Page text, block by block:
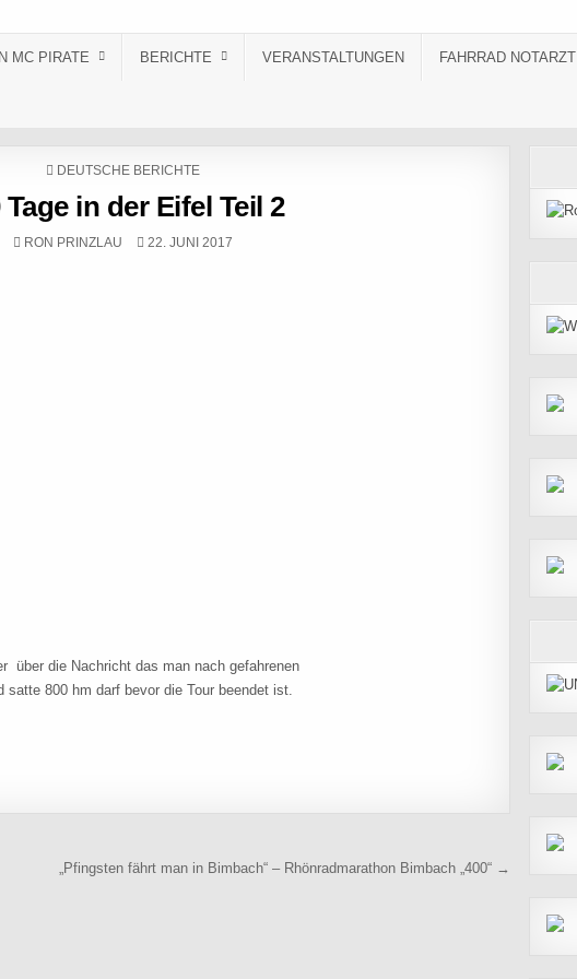
MC PIRATE BERICHTE VERANSTALTUNGEN FAHRRAD NOTARZT
POSTED IN
DEUTSCHE BERICHTE
Tage in der Eifel Teil 2
AUTHOR:
RON PRINZLAU PUBLISHED DATE:
22. JUNI 2017
über die Nachricht das man nach gefahrenen
800 hm darf bevor die Tour beendet ist.
„Pfingsten fährt man in Bimbach“ – Rhönradmarathon Bimbach „400“ →